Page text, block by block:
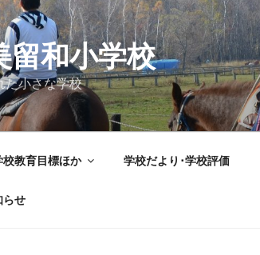
留和小学校
た小さな学校
校教育目標ほか 学校だより･学校評価
らせ